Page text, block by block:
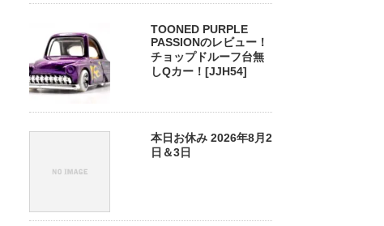
TOONED PURPLE
PASSIONのレビュー！
チョップドルーフ台無
しQカー！[JJH54]
本日お休み 2026年8月2
日＆3日